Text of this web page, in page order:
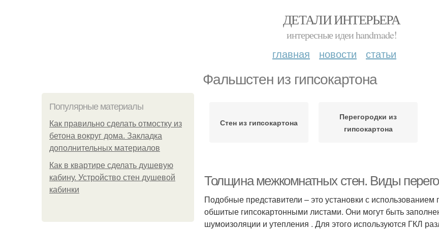
ДЕТАЛИ ИНТЕРЬЕРА
интересные идеи handmade!
главная новости статьи
Фальшстен из гипсокартона
Популярные материалы
Как правильно сделать отмостку из
бетона вокруг дома. Закладка
дополнительных материалов
Как в квартире сделать душевую
кабину. Устройство стен душевой
кабинки
Стен из гипсокартона
Перегородки из
гипсокартона
Толщина межкомнатных стен. Виды
Подобные представители – это установки с
обшитые гипсокартонными листами. Они могут быть
шумоизоляции и утепления . Для этого используются ГКЛ